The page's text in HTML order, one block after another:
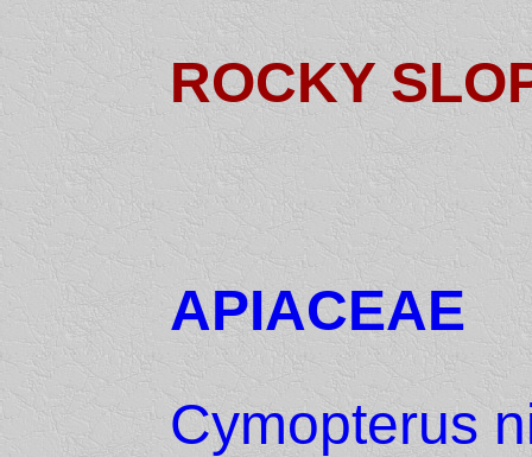
ROCKY
APIACEAE
Cymopterus